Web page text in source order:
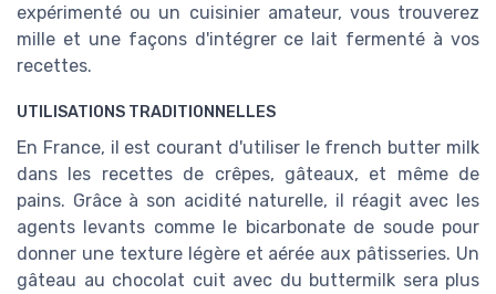
expérimenté ou un cuisinier amateur, vous trouverez
mille et une façons d'intégrer ce lait fermenté à vos
recettes.
UTILISATIONS TRADITIONNELLES
En France, il est courant d'utiliser le french butter milk
dans les recettes de crêpes, gâteaux, et même de
pains. Grâce à son acidité naturelle, il réagit avec les
agents levants comme le bicarbonate de soude pour
donner une texture légère et aérée aux pâtisseries. Un
gâteau au chocolat cuit avec du buttermilk sera plus